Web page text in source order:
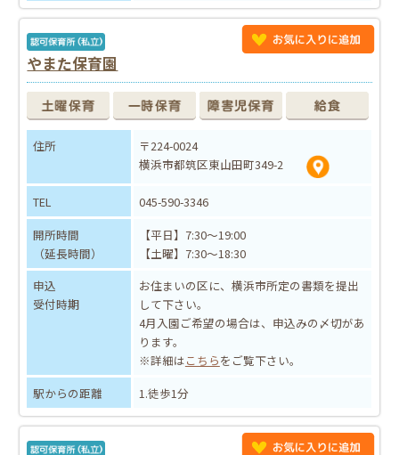
やまた保育園
住所
〒224-0024
横浜市都筑区東山田町349-2
TEL
045-590-3346
開所時間
（延長時間）
【平日】7:30～19:00
【土曜】7:30～18:30
申込
受付時期
お住まいの区に、横浜市所定の書類を提出
して下さい。
4月入園ご希望の場合は、申込みの〆切があ
ります。
※詳細はこちらをご覧下さい。
駅からの距離
1.徒歩1分